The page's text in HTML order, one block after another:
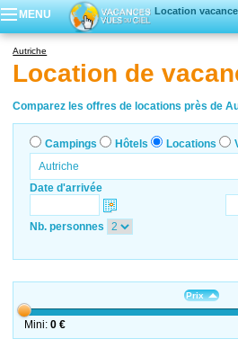
MENU
Location
Locations
Villages
Autriche
Location de
Comparez les offres de locations près de
Campings Hôtels Locations
Date d'arrivée
Nb. personnes
Prix
Mini: 0 €